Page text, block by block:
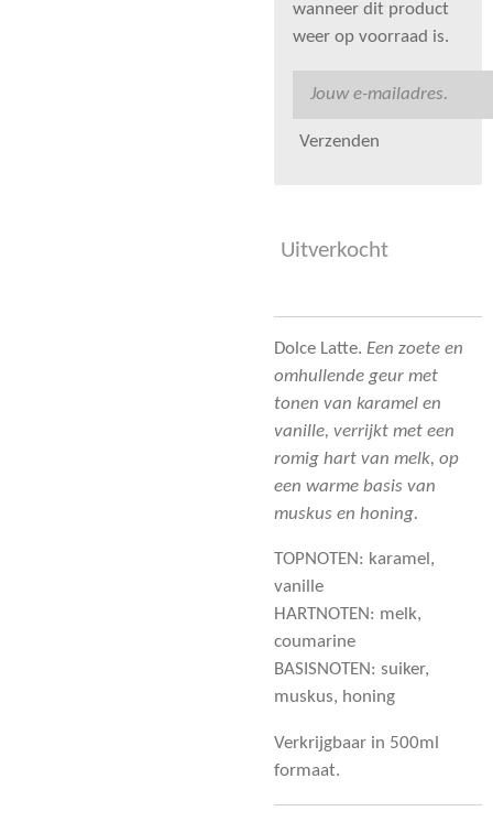
wanneer dit product
weer op voorraad is.
Verzenden
Uitverkocht
Dolce Latte. Een zoete en
omhullende geur met
tonen van karamel en
vanille, verrijkt met een
romig hart van melk, op
een warme basis van
muskus en honing.
TOPNOTEN: karamel,
vanille
HARTNOTEN: melk,
coumarine
BASISNOTEN: suiker,
muskus, honing
Verkrijgbaar in 500ml
formaat.